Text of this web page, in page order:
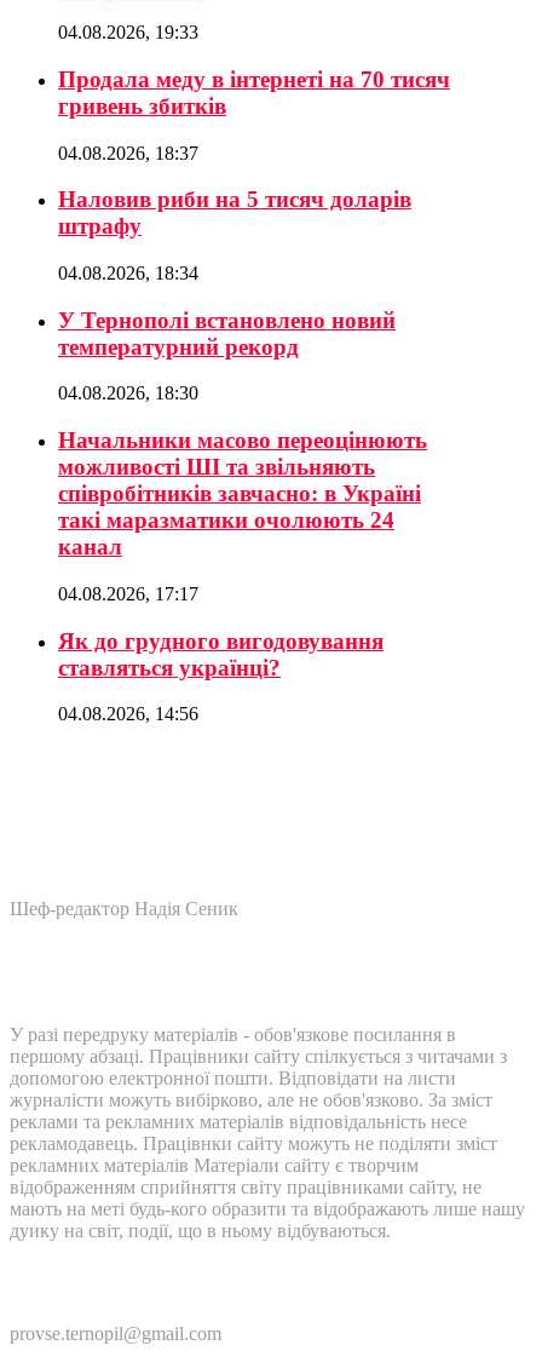
04.08.2026, 19:33
Продала меду в інтернеті на 70 тисяч
гривень збитків
04.08.2026, 18:37
Наловив риби на 5 тисяч доларів
штрафу
04.08.2026, 18:34
У Тернополі встановлено новий
температурний рекорд
04.08.2026, 18:30
Начальники масово переоцінюють
можливості ШІ та звільняють
співробітників завчасно: в Україні
такі маразматики очолюють 24
канал
04.08.2026, 17:17
Як до грудного вигодовування
ставляться українці?
04.08.2026, 14:56
Шеф-редактор Надія Сеник
У разі передруку матеріалів - обов'язкове посилання в
першому абзаці. Працівники сайту спілкується з читачами з
допомогою електронної пошти. Відповідати на листи
журналісти можуть вибірково, але не обов'язково. За зміст
реклами та рекламних матеріалів відповідальність несе
рекламодавець. Працівнки сайту можуть не поділяти зміст
рекламних матеріалів Матеріали сайту є творчим
відображенням сприйняття світу працівниками сайту, не
мають на меті будь-кого образити та відображають лише нашу
дуику на світ, події, що в ньому відбуваються.
provse.ternopil@gmail.com